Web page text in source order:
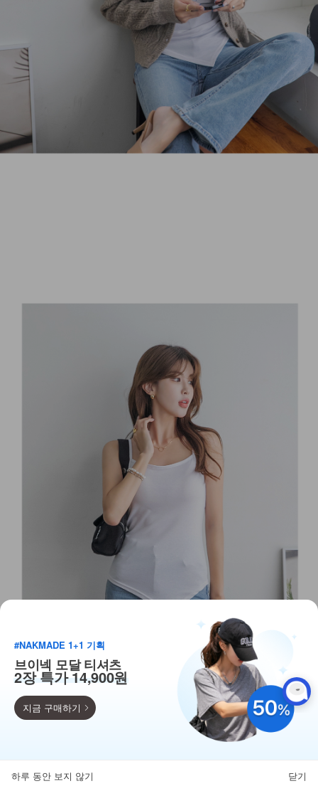
득템찬스
#NAKMADE 1+1 기획
브이넥 모달 티셔츠
2장 특가 14,900원
지금 구매하기
하루 동안 보지 않기 닫기
뒤로가기 카테고리 마이페이지